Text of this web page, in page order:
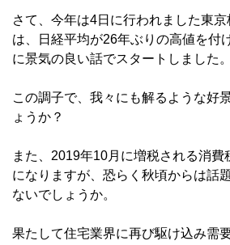
さて、今年は4日に行われました東
は、日経平均が26年ぶりの高値を付
に景気の良い話でスタートしました。
この調子で、我々にも解るような好
ょうか？
また、2019年10月に増税される消費
になりますが、恐らく秋頃からは話
ないでしょうか。
果たして住宅業界に再び駆け込み需